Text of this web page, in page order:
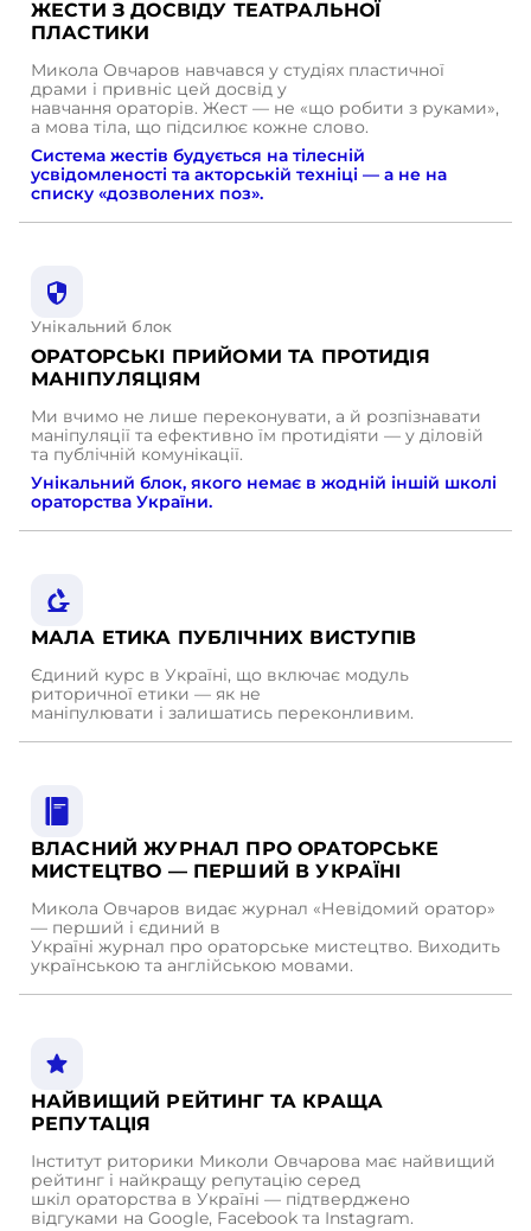
ЖЕСТИ З ДОСВІДУ ТЕАТРАЛЬНОЇ
ПЛАСТИКИ
Микола Овчаров навчався у студіях пластичної
драми і привніс цей досвід у
навчання ораторів. Жест — не «що робити з руками»,
а мова тіла, що підсилює кожне слово.
Система жестів будується на тілесній
усвідомленості та акторській техніці — а не на
списку «дозволених поз».
Унікальний блок
ОРАТОРСЬКІ ПРИЙОМИ ТА ПРОТИДІЯ
МАНІПУЛЯЦІЯМ
Ми вчимо не лише переконувати, а й розпізнавати
маніпуляції та ефективно їм протидіяти — у діловій
та публічній комунікації.
Унікальний блок, якого немає в жодній іншій школі
ораторства України.
МАЛА ЕТИКА ПУБЛІЧНИХ ВИСТУПІВ
Єдиний курс в Україні, що включає модуль
риторичної етики — як не
маніпулювати і залишатись переконливим.
ВЛАСНИЙ ЖУРНАЛ ПРО ОРАТОРСЬКЕ
МИСТЕЦТВО — ПЕРШИЙ В УКРАЇНІ
Микола Овчаров видає журнал «Невідомий оратор»
— перший і єдиний в
Україні журнал про ораторське мистецтво. Виходить
українською та англійською мовами.
НАЙВИЩИЙ РЕЙТИНГ ТА КРАЩА
РЕПУТАЦІЯ
Інститут риторики Миколи Овчарова має найвищий
рейтинг і найкращу репутацію серед
шкіл ораторства в Україні — підтверджено
відгуками на Google, Facebook та Instagram.